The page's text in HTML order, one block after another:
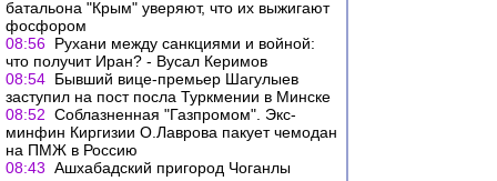
батальона "Крым" уверяют, что их выжигают
фосфором
08:56 Рухани между санкциями и войной:
что получит Иран? - Вусал Керимов
08:54 Бывший вице-премьер Шагулыев
заступил на пост посла Туркмении в Минске
08:52 Соблазненная "Газпромом". Экс-
минфин Киргизии О.Лаврова пакует чемодан
на ПМЖ в Россию
08:43 Ашхабадский пригород Чоганлы